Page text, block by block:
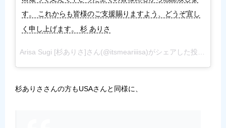
す。 これからも皆様のご支援賜りますよう、どうぞ宜し
く申し上げます。 杉 ありさ
Arisa Sugi [杉ありさ]さん(@itsmeariiisa)がシェアした投稿 –
杉ありささんの方もUSAさんと同様に、